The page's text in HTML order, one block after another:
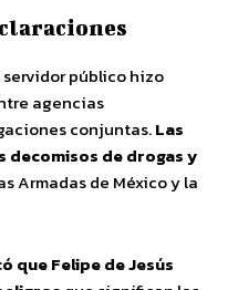
servidor público hizo
agencias
conjuntas.Las
decomisos de drogas y
Armadas de México y la
que Felipe de Jesús